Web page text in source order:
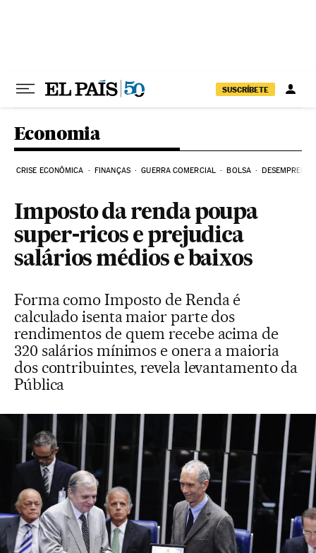
SUSCRÍBETE
Economia
CRISE ECONÔMICA FINANÇAS GUERRA COMERCIAL BOLSA DESEMPREGO
Imposto da renda poupa
super-ricos e prejudica
salários médios e baixos
Forma como Imposto de Renda é
calculado isenta maior parte dos
rendimentos de quem recebe acima de
320 salários mínimos e onera a maioria
dos contribuintes, revela levantamento da
Pública